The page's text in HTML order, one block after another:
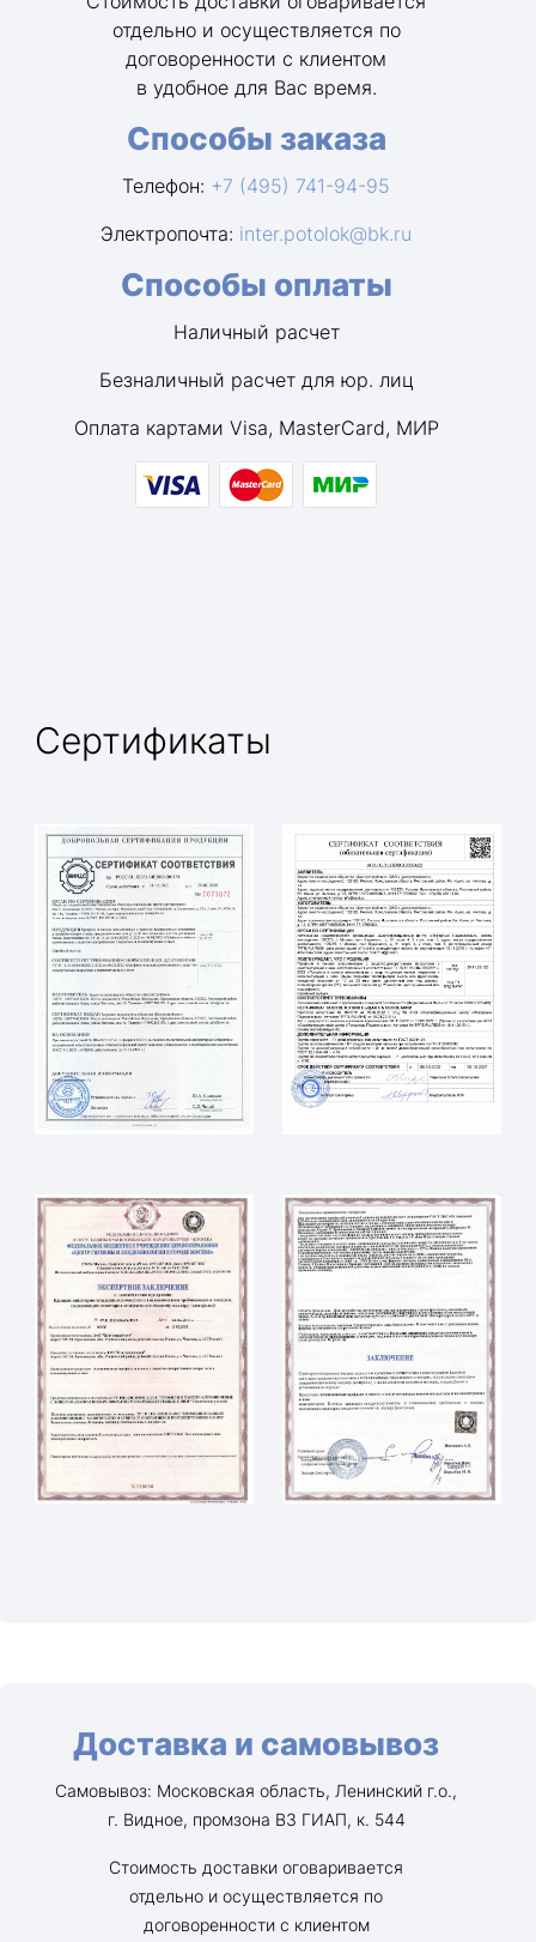
отдельно и осуществляется по
договоренности с клиентом
в удобное для Вас время.
Способы заказа
Телефон: +7 (495) 741-94-95
Электропочта: inter.potolok@bk.ru
Способы оплаты
Наличный расчет
Безналичный расчет для юр. лиц
Оплата картами Visa, MasterCard, МИР
Сертификаты
Доставка и самовывоз
Самовывоз: Московская область, Ленинский г.о.,
г. Видное, промзона ВЗ ГИАП, к. 544
Стоимость доставки оговаривается
отдельно и осуществляется по
договоренности с клиентом